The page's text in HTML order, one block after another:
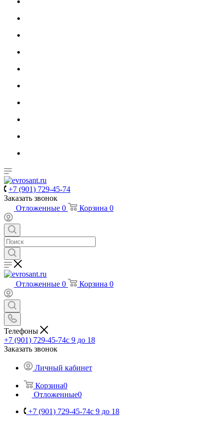
+7 (901) 729-45-74
Заказать звонок
Отложенные 0 Корзина 0
Отложенные 0 Корзина 0
Телефоны
+7 (901) 729-45-74c 9 до 18
Заказать звонок
Личный кабинет
Корзина0
Отложенные0
+7 (901) 729-45-74c 9 до 18